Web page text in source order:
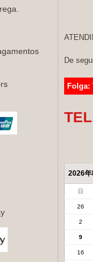
De
Folga:
2026年
日
26
2
9
16